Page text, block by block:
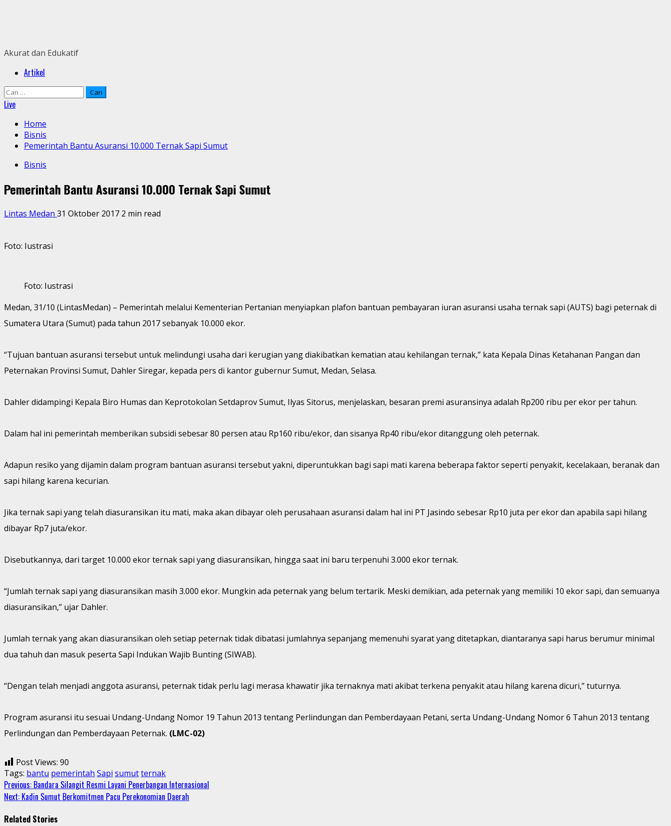
Akurat dan Edukatif
PrimaryArtikel
Cari
untuk:
Live
Home
Bisnis
Pemerintah Bantu Asuransi 10.000 Ternak Sapi Sumut
Bisnis
Pemerintah Bantu Asuransi 10.000 Ternak Sapi Sumut
Lintas Medan 31 Oktober 2017 2 min read
Foto: Iustrasi
Foto: Iustrasi
Medan, 31/10 (LintasMedan) – Pemerintah melalui Kementerian Pertanian menyiapkan plafon bantuan pembayaran iuran asuransi usaha ternak sapi (AUTS) bagi peternak di
Sumatera Utara (Sumut) pada tahun 2017 sebanyak 10.000 ekor.
“Tujuan bantuan asuransi tersebut untuk melindungi usaha dari kerugian yang diakibatkan kematian atau kehilangan ternak,” kata Kepala Dinas Ketahanan Pangan dan
Peternakan Provinsi Sumut, Dahler Siregar, kepada pers di kantor gubernur Sumut, Medan, Selasa.
Dahler didampingi Kepala Biro Humas dan Keprotokolan Setdaprov Sumut, Ilyas Sitorus, menjelaskan, besaran premi asuransinya adalah Rp200 ribu per ekor per tahun.
Dalam hal ini pemerintah memberikan subsidi sebesar 80 persen atau Rp160 ribu/ekor, dan sisanya Rp40 ribu/ekor ditanggung oleh peternak.
Adapun resiko yang dijamin dalam program bantuan asuransi tersebut yakni, diperuntukkan bagi sapi mati karena beberapa faktor seperti penyakit, kecelakaan, beranak dan
sapi hilang karena kecurian.
Jika ternak sapi yang telah diasuransikan itu mati, maka akan dibayar oleh perusahaan asuransi dalam hal ini PT Jasindo sebesar Rp10 juta per ekor dan apabila sapi hilang
dibayar Rp7 juta/ekor.
Disebutkannya, dari target 10.000 ekor ternak sapi yang diasuransikan, hingga saat ini baru terpenuhi 3.000 ekor ternak.
“Jumlah ternak sapi yang diasuransikan masih 3.000 ekor. Mungkin ada peternak yang belum tertarik. Meski demikian, ada peternak yang memiliki 10 ekor sapi, dan semuanya
diasuransikan,” ujar Dahler.
Jumlah ternak yang akan diasuransikan oleh setiap peternak tidak dibatasi jumlahnya sepanjang memenuhi syarat yang ditetapkan, diantaranya sapi harus berumur minimal
dua tahuh dan masuk peserta Sapi Indukan Wajib Bunting (SIWAB).
“Dengan telah menjadi anggota asuransi, peternak tidak perlu lagi merasa khawatir jika ternaknya mati akibat terkena penyakit atau hilang karena dicuri,” tuturnya.
Program asuransi itu sesuai Undang-Undang Nomor 19 Tahun 2013 tentang Perlindungan dan Pemberdayaan Petani, serta Undang-Undang Nomor 6 Tahun 2013 tentang
Perlindungan dan Pemberdayaan Peternak. (LMC-02)
Post Views: 90
Tags: bantu pemerintah Sapi sumutternak
Continue
Reading
Previous: Bandara Silangit Resmi Layani Penerbangan Internasional
Next: Kadin Sumut Berkomitmen Pacu Perekonomian Daerah
Related Stories